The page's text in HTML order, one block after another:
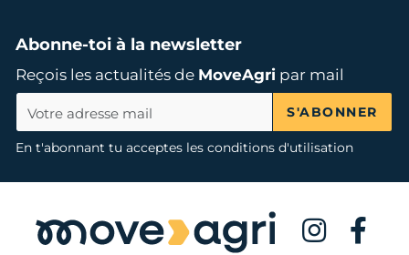
Abonne-toi à la newsletter
Reçois les actualités de MoveAgripar mail
S'ABONNER
En t'abonnant tu acceptes les conditions d'utilisation